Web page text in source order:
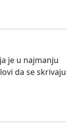
je u najmanju
da se skrivaju